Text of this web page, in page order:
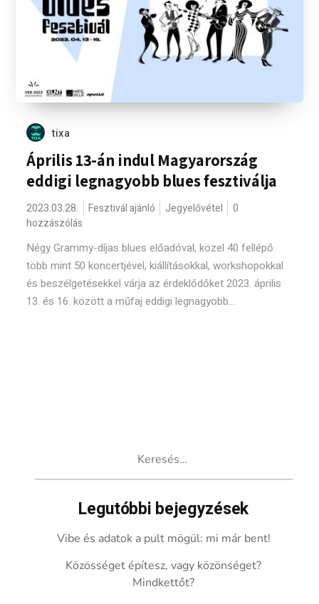
tixa
Április 13-án indul Magyarország
eddigi legnagyobb blues fesztiválja
2023.03.28. Fesztivál ajánló Jegyelővétel
0
hozzászólás
Négy Grammy-díjas blues előadóval, közel 40 fellépő
több mint 50 koncertjével, kiállításokkal, workshopokkal
és beszélgetésekkel várja az érdeklődőket 2023. április
13. és 16. között a műfaj eddigi legnagyobb...
Legutóbbi bejegyzések
Vibe és adatok a pult mögül: mi már bent!
Közösséget építesz, vagy közönséget?
Mindkettőt?